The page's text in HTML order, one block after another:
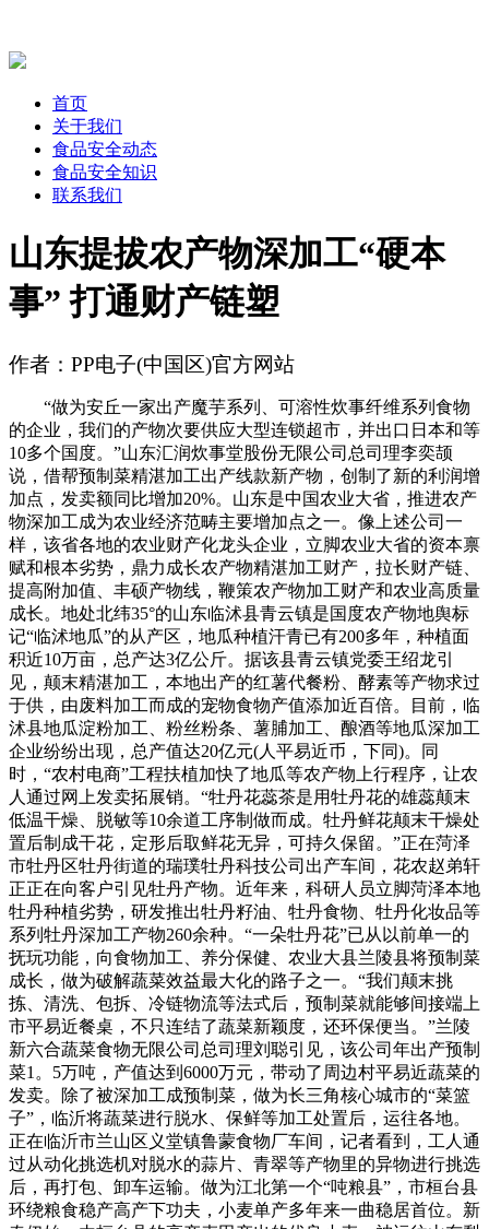
首页
关于我们
食品安全动态
食品安全知识
联系我们
山东提拔农产物深加工“硬本
事” 打通财产链塑
作者：PP电子(中国区)官方网站
“做为安丘一家出产魔芋系列、可溶性炊事纤维系列食物
的企业，我们的产物次要供应大型连锁超市，并出口日本和等
10多个国度。”山东汇润炊事堂股份无限公司总司理李奕颉
说，借帮预制菜精湛加工出产线款新产物，创制了新的利润增
加点，发卖额同比增加20%。山东是中国农业大省，推进农产
物深加工成为农业经济范畴主要增加点之一。像上述公司一
样，该省各地的农业财产化龙头企业，立脚农业大省的资本禀
赋和根本劣势，鼎力成长农产物精湛加工财产，拉长财产链、
提高附加值、丰硕产物线，鞭策农产物加工财产和农业高质量
成长。地处北纬35°的山东临沭县青云镇是国度农产物地舆标
记“临沭地瓜”的从产区，地瓜种植汗青已有200多年，种植面
积近10万亩，总产达3亿公斤。据该县青云镇党委王绍龙引
见，颠末精湛加工，本地出产的红薯代餐粉、酵素等产物求过
于供，由废料加工而成的宠物食物产值添加近百倍。目前，临
沭县地瓜淀粉加工、粉丝粉条、薯脯加工、酿酒等地瓜深加工
企业纷纷出现，总产值达20亿元(人平易近币，下同)。同
时，“农村电商”工程扶植加快了地瓜等农产物上行程序，让农
人通过网上发卖拓展销。“牡丹花蕊茶是用牡丹花的雄蕊颠末
低温干燥、脱敏等10余道工序制做而成。牡丹鲜花颠末干燥处
置后制成干花，定形后取鲜花无异，可持久保留。”正在菏泽
市牡丹区牡丹街道的瑞璞牡丹科技公司出产车间，花农赵弟轩
正正在向客户引见牡丹产物。近年来，科研人员立脚菏泽本地
牡丹种植劣势，研发推出牡丹籽油、牡丹食物、牡丹化妆品等
系列牡丹深加工产物260余种。“一朵牡丹花”已从以前单一的
抚玩功能，向食物加工、养分保健、农业大县兰陵县将预制菜
成长，做为破解蔬菜效益最大化的路子之一。“我们颠末挑
拣、清洗、包拆、冷链物流等法式后，预制菜就能够间接端上
市平易近餐桌，不只连结了蔬菜新颖度，还环保便当。”兰陵
新六合蔬菜食物无限公司总司理刘聪引见，该公司年出产预制
菜1。5万吨，产值达到6000万元，带动了周边村平易近蔬菜的
发卖。除了被深加工成预制菜，做为长三角核心城市的“菜篮
子”，临沂将蔬菜进行脱水、保鲜等加工处置后，运往各地。
正在临沂市兰山区义堂镇鲁蒙食物厂车间，记者看到，工人通
过从动化挑选机对脱水的蒜片、青翠等产物里的异物进行挑选
后，再打包、卸车运输。做为江北第一个“吨粮县”，市桓台县
环绕粮食稳产高产下功夫，小麦单产多年来一曲稳居首位。新